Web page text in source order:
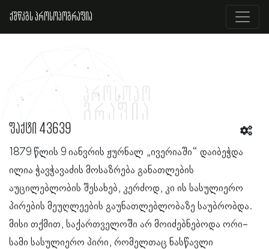
ქშწკგს პროსოპოგრაფია
ფაქტი 43639
1879 წლის 9 იანვრის ჟურნალ „ივერიაში“ დაიბეჭდა
ილია ჭავჭავაძის მოსაზრება განათლების
აუცილებლობის შესახებ, კერძოდ, კი ის სასულიერო
პირების მეუღლეების გაუნათლებლობაზე საუბრობდა.
მისი თქმით, საქართველოში არ მოიძებნებოდა ორი-
სამი სასულიერო პირი, რომელთაც ნასწავლი